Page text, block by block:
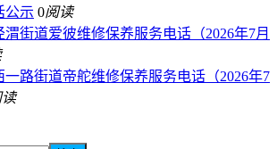
公示 0阅读
街道爱彼维修保养服务电话（2026年7月
一路街道帝舵维修保养服务电话（2026年7